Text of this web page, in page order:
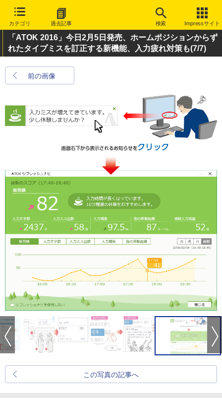
カテゴリ 過去記事 検索 Impressサイト
「ATOK 2016」今日2月5日発売、ホームポジションからず
れたタイプミスを訂正する新機能、入力疲れ対策も(7/7)
前の画像
この写真の記事へ